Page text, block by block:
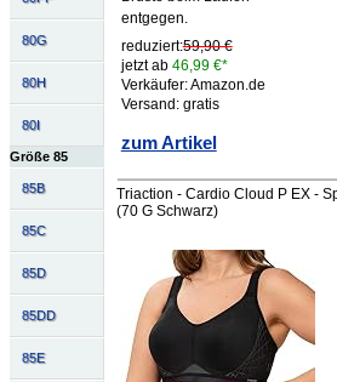
80G
80H
80I
Größe 85
85B
85C
85D
85DD
85E
entgegen.
reduziert:59,90 €
jetzt ab 46,99 €*
Verkäufer: Amazon.de
Versand: gratis
zum Artikel
Triaction - Cardio Cloud P EX -
(70 G Schwarz)